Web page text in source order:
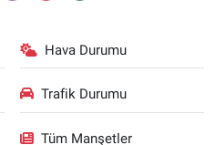
Hava Durumu
Trafik Durumu
Tüm Manşetler